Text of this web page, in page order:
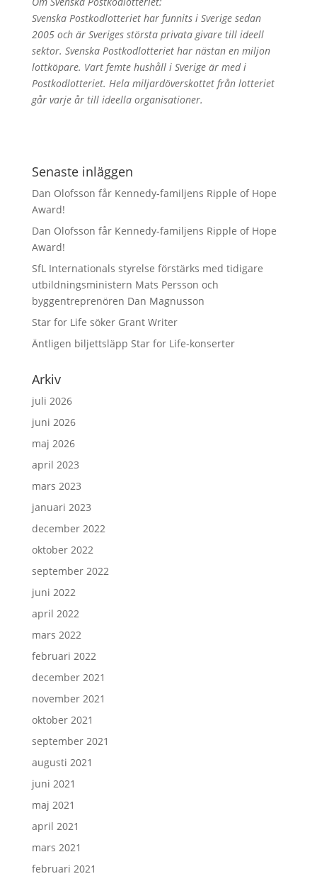
Svenska Postkodlotteriet har funnits i Sverige sedan
2005 och är Sveriges största privata givare till ideell
sektor. Svenska Postkodlotteriet har nästan en miljon
lottköpare. Vart femte hushåll i Sverige är med i
Postkodlotteriet. Hela miljardöverskottet från lotteriet
går varje år till ideella organisationer.
Senaste inläggen
Dan Olofsson får Kennedy-familjens Ripple of Hope
Award!
Dan Olofsson får Kennedy-familjens Ripple of Hope
Award!
SfL Internationals styrelse förstärks med tidigare
utbildningsministern Mats Persson och
byggentreprenören Dan Magnusson
Star for Life söker Grant Writer
Äntligen biljettsläpp Star for Life-konserter
Arkiv
juli 2026
juni 2026
maj 2026
april 2023
mars 2023
januari 2023
december 2022
oktober 2022
september 2022
juni 2022
april 2022
mars 2022
februari 2022
december 2021
november 2021
oktober 2021
september 2021
augusti 2021
juni 2021
maj 2021
april 2021
mars 2021
februari 2021